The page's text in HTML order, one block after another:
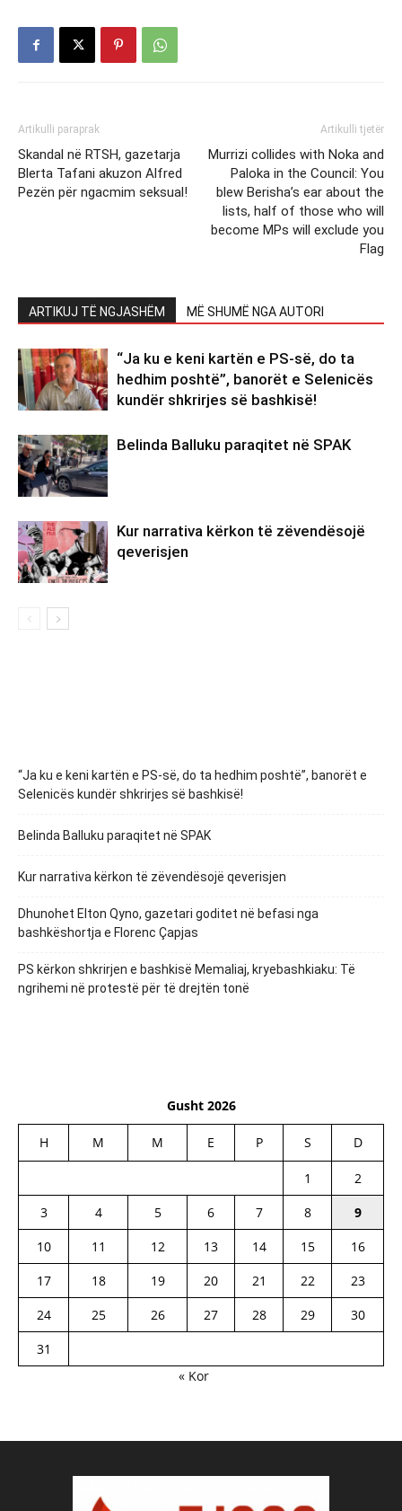
Artikulli paraprak
Skandal në RTSH, gazetarja
Blerta Tafani akuzon Alfred
Pezën për ngacmim seksual!
Artikulli tjetër
Murrizi collides with Noka and
Paloka in the Council: You
blew Berisha’s ear about the
lists, half of those who will
become MPs will exclude you
Flag
ARTIKUJ TË NGJASHËM MË SHUMË NGA AUTORI
“Ja ku e keni kartën e PS-së, do ta
hedhim poshtë”, banorët e Selenicës
kundër shkrirjes së bashkisë!
Belinda Balluku paraqitet në SPAK
Kur narrativa kërkon të zëvendësojë
qeverisjen
“Ja ku e keni kartën e PS-së, do ta hedhim poshtë”, banorët e
Selenicës kundër shkrirjes së bashkisë!
Belinda Balluku paraqitet në SPAK
Kur narrativa kërkon të zëvendësojë qeverisjen
Dhunohet Elton Qyno, gazetari goditet në befasi nga
bashkëshortja e Florenc Çapjas
PS kërkon shkrirjen e bashkisë Memaliaj, kryebashkiaku: Të
ngrihemi në protestë për të drejtën tonë
Gusht 2026
H M M E P S D
1
2
3
4 5 6 7 8
9
10
11 12 13 14 15
16
17
18 19 20 21 22
23
24
25 26 27 28 29
30
31
« Kor